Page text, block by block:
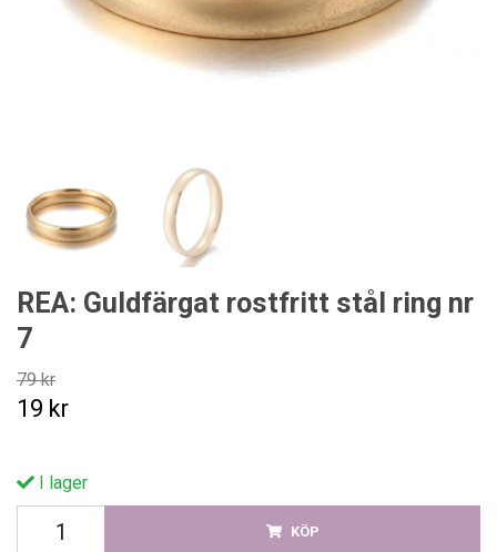
REA: Guldfärgat rostfritt stål ring nr
7
79 kr
19 kr
I lager
KÖP